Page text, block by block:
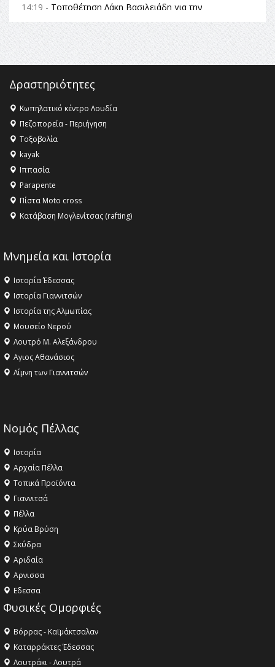
14:19 - Τοποθέτηση Λάκη Βασιλειάδη για την
Αναθεώρηση του Συντάγματος: «Σε τέτοιες κορυφαίες
θεσμικές διαδικασίες υπάρχει μόνο η ευθύνη απέναντι
στις επόμενες γενιές»
16:35 -Το πρόγραμμα του ΠΑΟΚ στον δεύτερο γύρο του
16:27 - Όλυμπος: Εντάχθηκε στον Κατάλογο Παγκόσμιας
Κληρονομιάς της UNESCO – Ομόφωνη η απόφαση Ο
Όλυμπος αναγνωρίστηκε ως φυσικό και πολιτιστικό
αγαθό εξέχουσας οικουμενικής αξίας για την
ανθρωπότητα
16:18 -
ΣΤΗΝ ΕΔΕΣΣΑ
Δραστηριότητες
Κωπηλατικό κέντρο Λουδία
Πεζοπορεία - Περιήγηση
Τοξοβολία
kayak
Ιππασία
Parapente
Πίστα Moto cross
Κατάβαση Μογλενίτσας (rafting)
Μνημεία και Ιστορία
Ιστορία Έδεσσας
Ιστορία Γιαννιτσών
Ιστορία της Αλμωπίας
Μουσείο Νερού
Λουτρό Μ. Αλεξάνδρου
Αγιος Αθανάσιος
Λίμνη των Γιαννιτσών
Νομός Πέλλας
Ιστορία
Αρχαία Πέλλα
Τοπικά Προϊόντα
Γιαννιτσά
Πέλλα
Κρύα Βρύση
Σκύδρα
Αριδαία
Aρνισσα
Eδεσσα
Φυσικές Ομορφιές
Βόρρας - Καϊμάκτσαλαν
Καταρράκτες Έδεσσας
Λουτράκι - Λουτρά